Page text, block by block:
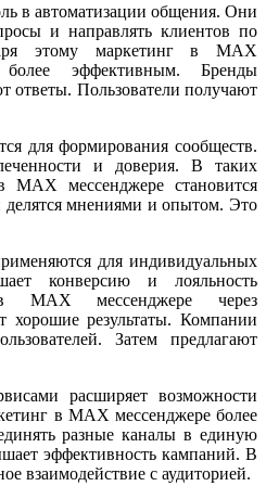
в автоматизации общения. Они
и направлять клиентов по
этому маркетинг в MAX
более эффективным. Бренды
ответы. Пользователи получают
для формирования сообществ.
и доверия. В таких
MAX мессенджере становится
мнениями и опытом. Это
для индивидуальных
конверсию и лояльность
MAX мессенджере через
хорошие результаты. Компании
Затем предлагают
расширяет возможности
в MAX мессенджере более
разные каналы в единую
эффективность кампаний. В
взаимодействие с аудиторией.